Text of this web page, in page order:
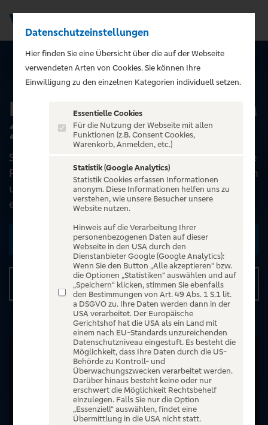
ALLE EVENTS
Die Prinzen - Symphonica
2026
Seit 35 Jahren regieren Die Prinzen die deutsche
Poplandschaft und das völlig zurecht! Mit einem
unverkennbaren Sound, grandiosen Hits und
einer orden...
Zu den Terminen
Details
Datenschutzeinstellungen
Hier finden Sie eine Übersicht über die auf der Webseite
verwendeten Arten von Cookies. Sie können Ihre
Einwilligung zu den einzelnen Kategorien individuell setzen.
Essentielle Cookies
Für die Nutzung der Webseite mit allen
Funktionen (z.B. Consent Cookies,
Warenkorb, Anmelden, etc.)
Statistik (Google Analytics)
Statistik Cookies erfassen Informationen
anonym. Diese Informationen helfen uns zu
verstehen, wie unsere Besucher unsere
Website nutzen.
Hinweis auf die Verarbeitung Ihrer
personenbezogenen Daten auf dieser
Webseite in den USA durch den
Dienstanbieter Google (Google Analytics):
Wenn Sie den Button „Alle akzeptieren“ bzw.
die Optionen „Statistiken“ auswählen und auf
„Speichern“ klicken, stimmen Sie ebenfalls
den Bestimmungen von Art. 49 Abs. 1 S.1 lit.
a DSGVO zu. Ihre Daten werden dann in der
USA verarbeitet. Der Europäische
Gerichtshof hat die USA als ein Land mit
einem nach EU-Standards unzureichenden
Datenschutzniveau eingestuft. Es besteht die
Möglichkeit, dass Ihre Daten durch die US-
Behörde zu Kontroll- und
Überwachungszwecken verarbeitet werden.
Darüber hinaus besteht keine oder nur
erschwert die Möglichkeit Rechtsbehelf
einzulegen. Falls Sie nur die Option
„Essenziell“ auswählen, findet eine
Übermittlung in die USA nicht statt.